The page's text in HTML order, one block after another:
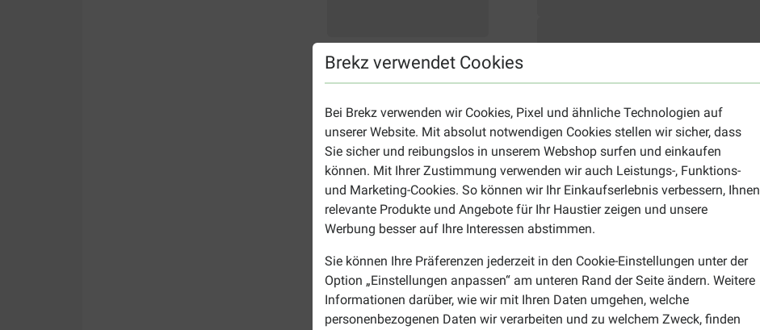
Brekz verwendet Cookies
Bei Brekz verwenden wir Cookies, Pixel und ähnliche Technologien auf
unserer Website. Mit absolut notwendigen Cookies stellen wir sicher, dass
Sie sicher und reibungslos in unserem Webshop surfen und einkaufen
können. Mit Ihrer Zustimmung verwenden wir auch Leistungs-, Funktions-
und Marketing-Cookies. So können wir Ihr Einkaufserlebnis verbessern, Ihnen
relevante Produkte und Angebote für Ihr Haustier zeigen und unsere
Werbung besser auf Ihre Interessen abstimmen.
Sie können Ihre Präferenzen jederzeit in den Cookie-Einstellungen unter der
Option „Einstellungen anpassen“ am unteren Rand der Seite ändern. Weitere
Informationen darüber, wie wir mit Ihren Daten umgehen, welche
personenbezogenen Daten wir verarbeiten und zu welchem Zweck, finden